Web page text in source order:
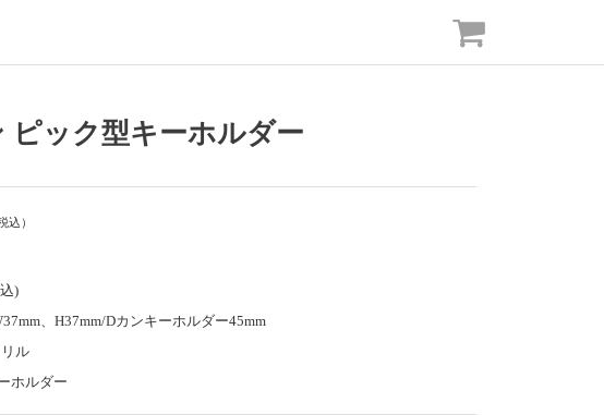
ピック型キーホルダー
込）
)
、H37mm/Dカンキーホルダー45mm
ル
ホルダー